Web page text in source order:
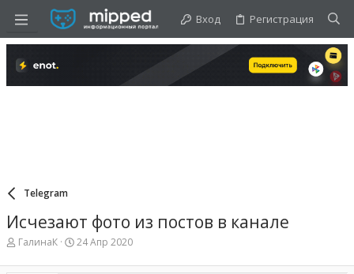
Вход Регистрация
Telegram
Исчезают фото из постов в канале
А
т
ГалинаК
Д
т
24 Апр 2020